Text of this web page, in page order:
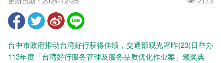
台中市政府推动台湾好行获得佳绩，交通部观光署昨(23)日举办
113年度「台湾好行服务管理及服务品质优化作业案」颁奖典